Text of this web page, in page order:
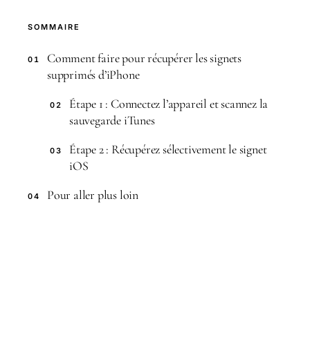
SOMMAIRE
01
Comment faire pour récupérer les signets
supprimés d’iPhone
02
Étape 1 : Connectez l’appareil et scannez la
sauvegarde iTunes
03
Étape 2 : Récupérez sélectivement le signet
iOS
04 Pour aller plus loin